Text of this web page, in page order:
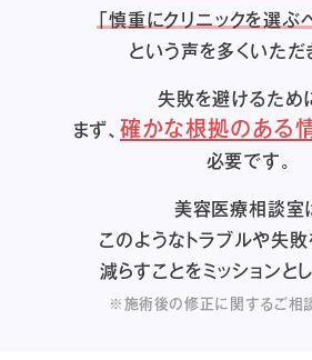
「慎重にクリニックを選ぶ
という声を多くいただ
失敗を避けるため
まず、確かな根拠のある
必要です。
美容医療相談室
このようなトラブルや失
減らすことをミッションと
※施術後の修正に関するご相